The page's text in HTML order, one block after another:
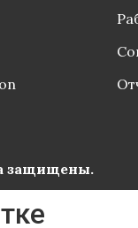
защищены.